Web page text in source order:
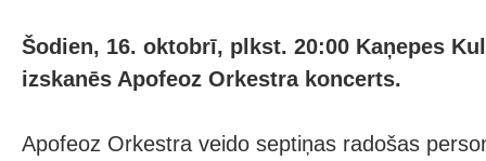
Šodien, 16. oktobrī, plkst. 20:00 Kaņepes
izskanēs Apofeoz Orkestra koncerts.
Apofeoz Orkestra veido septiņas radošas